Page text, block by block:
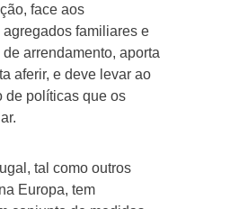
face aos
familiares e
arrendamento, aporta
aferir, e deve levar ao
de políticas que os
tal como outros
Europa, tem